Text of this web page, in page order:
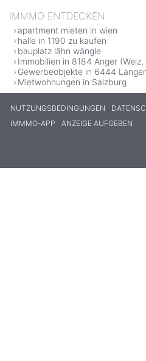
IMMMO ENTDECKEN
apartment mieten in wien
halle in 1190 zu kaufen
bauplatz lähn wängle
Immobilien in 8184 Anger
Gewerbeobjekte in 6444
Mietwohnungen in Salzburg
NUTZUNGSBEDINGUNGEN
IMMMO-APP
ANZEIGE AUFGEBEN